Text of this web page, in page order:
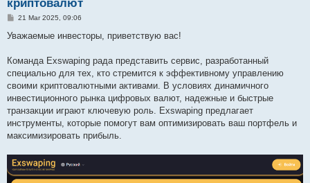
криптовалют
P
s
21 Mar 2025, 09:06
Уважаемые инвесторы, приветствую вас!
Команда Exswaping рада представить сервис, разработанный
специально для тех, кто стремится к эффективному управлению
своими криптовалютными активами. В условиях динамичного
инвестиционного рынка цифровых валют, надежные и быстрые
транзакции играют ключевую роль. Exswaping предлагает
инструменты, которые помогут вам оптимизировать ваш портфель и
максимизировать прибыль.